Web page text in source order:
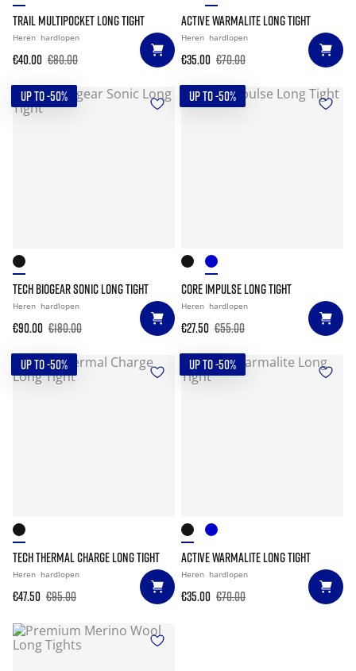
TRAIL MULTIPOCKET LONG TIGHT
Heren hardlopen
€40.00 €80.00
ACTIVE WARMALITE LONG TIGHT
Heren hardlopen
€35.00 €70.00
UP TO -50%
TECH BIOGEAR SONIC LONG TIGHT
Heren hardlopen
€90.00 €180.00
UP TO -50%
CORE IMPULSE LONG TIGHT
Heren hardlopen
€27.50 €55.00
UP TO -50%
TECH THERMAL CHARGE LONG TIGHT
Heren hardlopen
€47.50 €95.00
UP TO -50%
ACTIVE WARMALITE LONG TIGHT
Heren hardlopen
€35.00 €70.00